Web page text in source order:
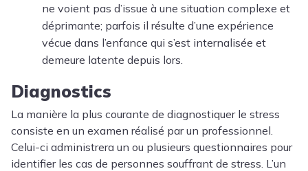
ne voient pas d’issue à une situation complexe et
déprimante; parfois il résulte d’une expérience
vécue dans l’enfance qui s’est internalisée et
demeure latente depuis lors.
Diagnostics
La manière la plus courante de diagnostiquer le stress
consiste en un examen réalisé par un professionnel.
Celui-ci administrera un ou plusieurs questionnaires pour
identifier les cas de personnes souffrant de stress. L’un